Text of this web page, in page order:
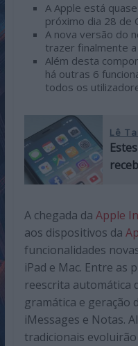
A Apple está
próximo dia 28 de
A nova versão do
trazer finalmente
Além desta
há outras 6
todos os
Lê
A chegada da Apple
aos dispositivos da
funcionalidades
iPad e Mac. Entre as
reescrita automática
gramática e geração
iMessages e Notas.
tradicionais